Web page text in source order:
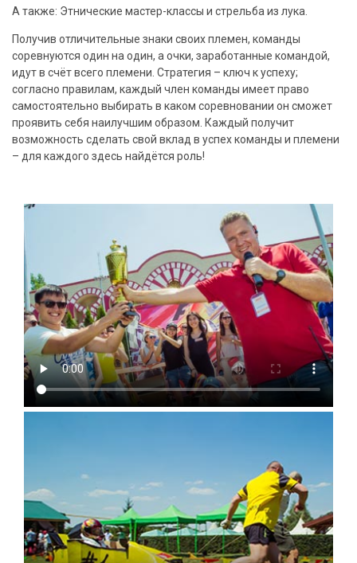
А также: Этнические мастер-классы и стрельба из лука.
Получив отличительные знаки своих племен, команды
соревнуются один на один, а очки, заработанные командой,
идут в счёт всего племени. Стратегия – ключ к успеху;
согласно правилам, каждый член команды имеет право
самостоятельно выбирать в каком соревновании он сможет
проявить себя наилучшим образом. Каждый получит
возможность сделать свой вклад в успех команды и племени
– для каждого здесь найдётся роль!